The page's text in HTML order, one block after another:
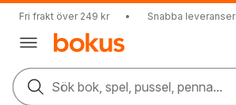
Fri frakt över 249 kr • Snabba leveranser
Sök bok, spel, pussel, penna...